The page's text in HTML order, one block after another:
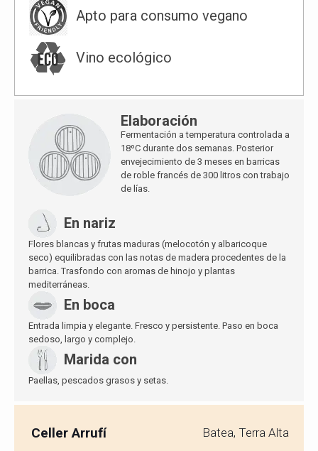
Apto para consumo vegano
Vino ecológico
Elaboración
Fermentación a temperatura controlada a
18ºC durante dos semanas. Posterior
envejecimiento de 3 meses en barricas
de roble francés de 300 litros con trabajo
de lías.
En nariz
Flores blancas y frutas maduras (melocotón y albaricoque
seco) equilibradas con las notas de madera procedentes de la
barrica. Trasfondo con aromas de hinojo y plantas
mediterráneas.
En boca
Entrada limpia y elegante. Fresco y persistente. Paso en boca
sedoso, largo y complejo.
Marida con
Paellas, pescados grasos y setas.
Celler Arrufí Batea, Terra Alta